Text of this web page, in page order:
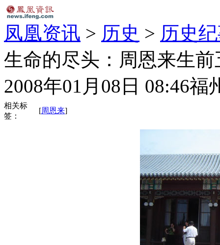
凤凰资讯 > 历史 > 历史
生命的尽头：周恩来生前
2008年01月08日 08:46福
相关标
签：
[周恩来]